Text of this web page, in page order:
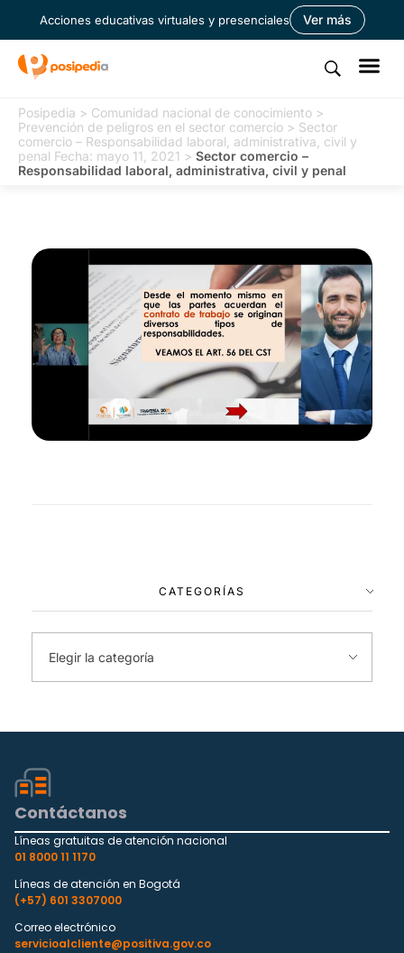
Acciones educativas virtuales y presenciales Ver más
Posipedia > Comunidad nacional de conocimiento >
Prevención de peligros en el sector comercio > Sector
comercio – Responsabilidad laboral, administrativa, civil y
penal Fecha: mayo 11, 2021 > Sector comercio –
Responsabilidad laboral, administrativa, civil y penal
CATEGORÍAS
Contáctanos
Líneas gratuitas de atención nacional
01 8000 11 1170
Líneas de atención en Bogotá
(+57) 601 3307000
Correo electrónico
servicioalcliente@positiva.gov.co